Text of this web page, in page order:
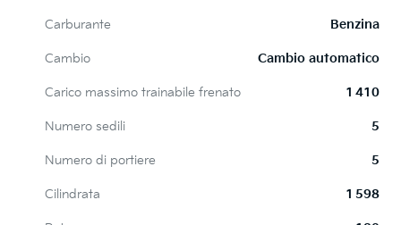
Carburante Benzina
Cambio Cambio automatico
Carico massimo trainabile frenato 1 410
Numero sedili 5
Numero di portiere 5
Cilindrata 1 598